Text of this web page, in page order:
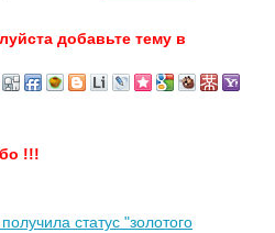
добавьте тему в
!!!
статус "золотого